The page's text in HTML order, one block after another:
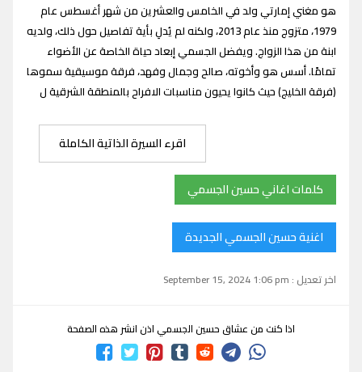
هو مغني إمارتي ولد في الخامس والعشرين من شهر أغسطس عام
1979، متزوج منذ عام 2013، ولكنه لم يُدلِ بأية تفاصيل حول ذلك، ولديه
ابنة من هذا الزواج. ويفضل الجسمي إبعاد حياة الخاصة عن الأضواء
تمامًا. أسس هو وأخوته، صالح وجمال وفهد، فرقة موسيقية سموها
(فرقة الخليج) حيث كانوا يحيون مناسبات الافراح بالمنطقة الشرقية ل
اقرء السيرة الذاتية الكاملة
كلمات اغاني حسين الجسمي
اغنية حسين الجسمي الجديدة
اخر تعديل : September 15, 2024 1:06 pm
اذا كنت من عشاق حسين الجسمي اذن انشر هذه الصفحة